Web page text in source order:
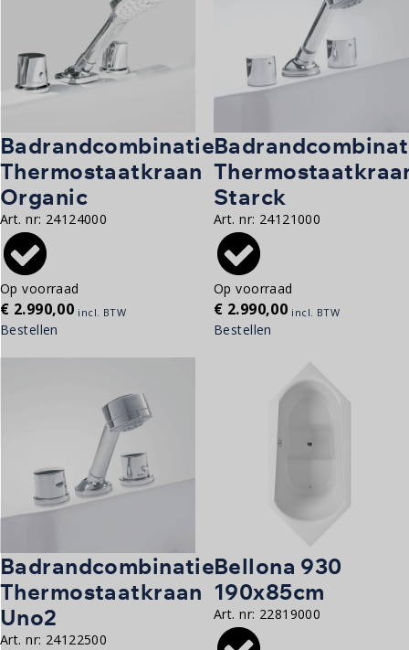
Badrandcombinatie
Thermostaatkraan
Organic
Art. nr: 24124000
Op voorraad
€ 2.990,00 incl. BTW
Bestellen
Starck
Art. nr: 24121000
Op voorraad
€ 2.990,00 incl. BTW
Bestellen
Badrandcombinatie
Thermostaatkraan
Uno2
Art. nr: 24122500
Bellona 930
190x85cm
Art. nr: 22819000